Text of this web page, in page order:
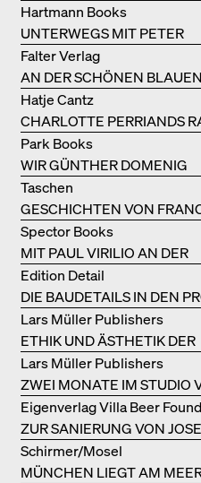
UNTERWEGS MIT PETER
BIALOBRZESKI
Hartmann Books
AN DER SCHÖNEN
Falter Verlag
CHARLOTTE PERRIANDS
IDEEN ZUM WOHNEN
Hatje Cantz
WIR GÜNTHER DOMENIG
Park Books
GESCHICHTEN VON
Taschen
MIT PAUL VIRILIO AN DER
ATLANTIKKÜSTE
Spector Books
DIE BAUDETAILS IN DEN
VON HERZOG & DE MEURON
Edition Detail
ETHIK UND ÄSTHETIK DER
LANDSCHAFT: ROBERTO
MARX
Lars Müller Publishers
ZWEI MONATE IM STUDIO
OSCAR NIEMEYER AN DER
COPACABANA
Lars Müller Publishers
ZUR SANIERUNG VON
VILLA BEER
Eigenverlag Villa Beer
MÜNCHEN LIEGT AM
Schirmer/Mosel